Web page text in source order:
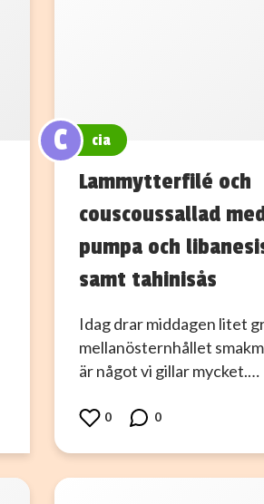
C cia
Lammytterfilé och
couscoussallad
pumpa och
samt tahinisås
Idag drar middagen litet
mellanösternhållet
är något vi gillar mycket.…
0 0